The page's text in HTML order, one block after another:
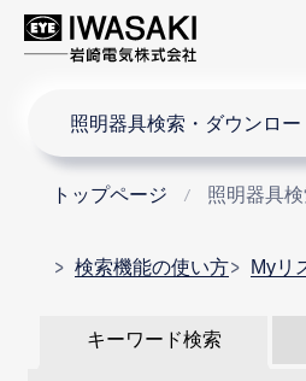
照明器具検索・ダウンロー
トップページ 照明器具
検索機能の使い方 Myリ
キーワード検索